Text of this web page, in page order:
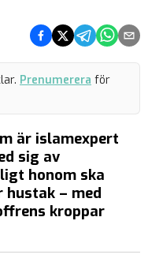
Dela på Facebook
Dela på Twitter
Dela påDela på
Dela
Prenumerera för
är islamexpert
sig av
honom ska
hustak – med
kroppar